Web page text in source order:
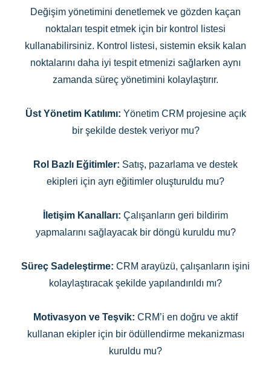
Değişim yönetimini denetlemek ve gözden kaçan
noktaları tespit etmek için bir kontrol listesi
kullanabilirsiniz. Kontrol listesi, sistemin eksik kalan
noktalarını daha iyi tespit etmenizi sağlarken aynı
zamanda süreç yönetimini kolaylaştırır.
Üst Yönetim Katılımı: Yönetim CRM projesine açık
bir şekilde destek veriyor mu?
Rol Bazlı Eğitimler: Satış, pazarlama ve destek
ekipleri için ayrı eğitimler oluşturuldu mu?
İletişim Kanalları: Çalışanların geri bildirim
yapmalarını sağlayacak bir döngü kuruldu mu?
Süreç Sadeleştirme: CRM arayüzü, çalışanların işini
kolaylaştıracak şekilde yapılandırıldı mı?
Motivasyon ve Teşvik: CRM’i en doğru ve aktif
kullanan ekipler için bir ödüllendirme mekanizması
kuruldu mu?